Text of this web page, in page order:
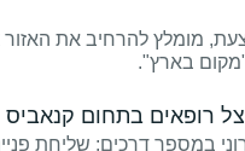
מומלץ להרחיב את האזור
"מקום בארץ".
רופאים בתחום קנאביס
במספר דרכים: שליחת